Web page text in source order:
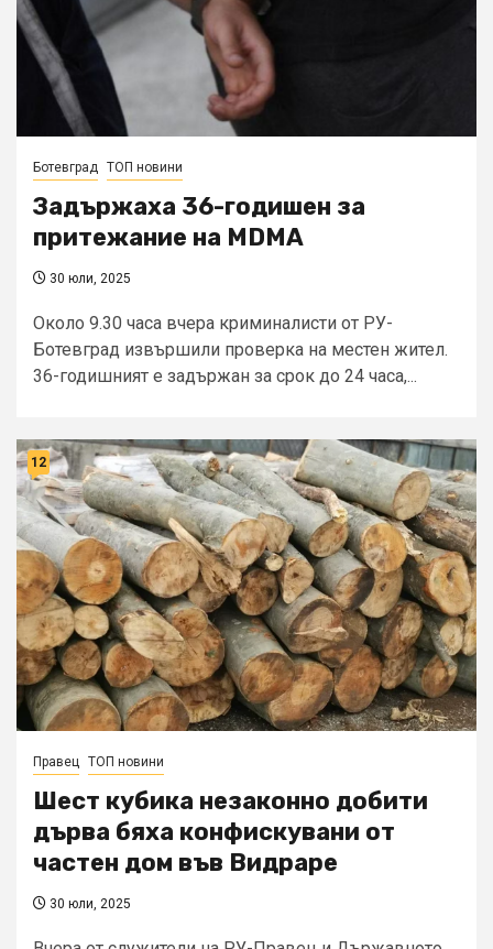
Ботевград ТОП новини
Задържаха 36-годишен за
притежание на MDMA
30 юли, 2025
Около 9.30 часа вчера криминалисти от РУ-
Ботевград извършили проверка на местен жител.
36-годишният е задържан за срок до 24 часа,...
12
Правец ТОП новини
Шест кубика незаконно добити
дърва бяха конфискувани от
частен дом във Видраре
30 юли, 2025